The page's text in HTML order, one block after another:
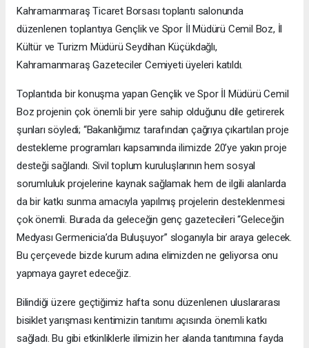
Kahramanmaraş Ticaret Borsası toplantı salonunda
düzenlenen toplantıya Gençlik ve Spor İl Müdürü Cemil Boz, İl
Kültür ve Turizm Müdürü Seydihan Küçükdağlı,
Kahramanmaraş Gazeteciler Cemiyeti üyeleri katıldı.
Toplantıda bir konuşma yapan Gençlik ve Spor İl Müdürü Cemil
Boz projenin çok önemli bir yere sahip olduğunu dile getirerek
şunları söyledi; “Bakanlığımız tarafından çağrıya çıkartılan proje
destekleme programları kapsamında ilimizde 20’ye yakın proje
desteği sağlandı. Sivil toplum kuruluşlarının hem sosyal
sorumluluk projelerine kaynak sağlamak hem de ilgili alanlarda
da bir katkı sunma amacıyla yapılmış projelerin desteklenmesi
çok önemli. Burada da geleceğin genç gazetecileri “Geleceğin
Medyası Germenicia’da Buluşuyor” sloganıyla bir araya gelecek.
Bu çerçevede bizde kurum adına elimizden ne geliyorsa onu
yapmaya gayret edeceğiz.
Bilindiği üzere geçtiğimiz hafta sonu düzenlenen uluslararası
bisiklet yarışması kentimizin tanıtımı açısında önemli katkı
sağladı. Bu gibi etkinliklerle ilimizin her alanda tanıtımına fayda